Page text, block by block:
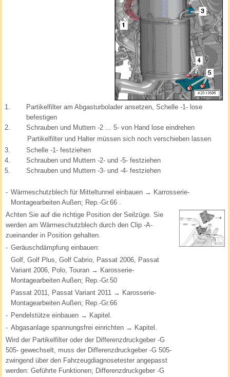
1.
Partikelfilter am Abgasturbolader ansetzen, Schelle -1- lose
befestigen
2.
Schrauben und Muttern -2 ... 5- von Hand lose eindrehen
Partikelfilter und Halter müssen sich noch verschieben lassen
3.
Schelle -1- festziehen
4.
Schrauben und Muttern -2- und -5- festziehen
5.
Schrauben und Muttern -3- und -4- festziehen
- Wärmeschutzblech für Mitteltunnel einbauen → Karrosserie-
Montagearbeiten Außen; Rep.-Gr.66 .
Achten Sie auf die richtige Position der Seilzüge. Sie
werden am Wärmeschutzblech durch den Clip -A-
zueinander in Position gehalten.
- Geräuschdämpfung einbauen:
Golf, Golf Plus, Golf Cabrio, Passat 2006, Passat
Variant 2006, Polo, Touran → Karosserie-
Montagearbeiten Außen; Rep.-Gr.50
Passat 2011, Passat Variant 2011 → Karosserie-
Montagearbeiten Außen; Rep.-Gr.66
- Pendelstütze einbauen → Kapitel.
- Abgasanlage spannungsfrei einrichten → Kapitel.
Wird der Partikelfilter oder der Differenzdruckgeber -G
505- gewechselt, muss der Differenzdruckgeber -G 505-
zwingend über den Fahrzeugdiagnosetester angepasst
werden: Geführte Funktionen; Differenzdruckgeber -G